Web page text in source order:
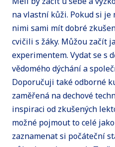
na vlastní kůži. Pokud si
nimi sami mít dobré
cvičili s žáky. Můžou začít
experimentem. Vydat se s
vědomého dýchání a
Doporučuji také odborné
zaměřená na dechové
inspiraci od zkušených
možné pojmout to celé
zaznamenat si počáteční